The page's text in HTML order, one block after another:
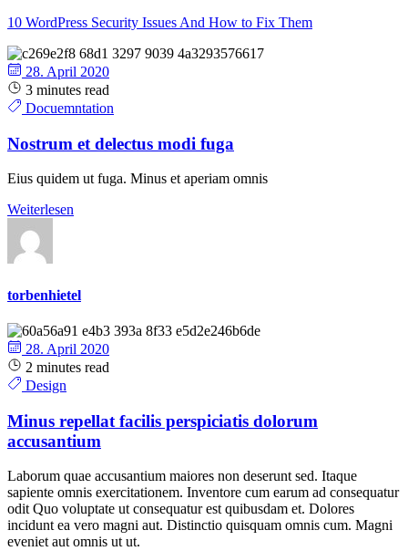
10 WordPress Security Issues And How to Fix Them
28. April 2020
3 minutes read
Docuemntation
Nostrum et delectus modi fuga
Eius quidem ut fuga. Minus et aperiam omnis
Weiterlesen
torbenhietel
28. April 2020
2 minutes read
Design
Minus repellat facilis perspiciatis dolorum
accusantium
Laborum quae accusantium maiores non deserunt sed. Itaque
sapiente omnis exercitationem. Inventore cum earum ad consequatur
odit Quo voluptate ut consequatur est quibusdam et. Dolores
incidunt ea vero magni aut. Distinctio quisquam omnis cum. Magni
eveniet aut omnis ut ut.